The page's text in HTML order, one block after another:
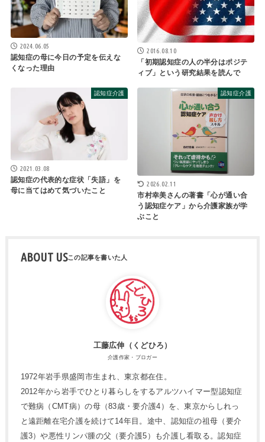
2024.06.05
認知症の母に今日の予定を伝えな
くなった理由
2016.08.10
「初期認知症の人の半分はポジテ
ィブ」という研究結果を読んで
認知症介護
2021.03.08
認知症の代表的な症状「失語」を
母に当てはめて気づいたこと
認知症介護
2026.02.11
市村幸美さんの著書「心が通い合
う認知症ケア」から介護家族が学
ぶこと
ABOUT US
工藤広伸（くどひろ）
介護作家・ブロガー
1972年岩手県盛岡市生まれ、東京都在住。
2012年から岩手でひとり暮らしをするアルツハイマー型認知症
で難病（CMT病）の母（83歳・要介護4）を、東京からしれっ
と遠距離在宅介護を続けて14年目。途中、認知症の祖母（要介
護3）や悪性リンパ腫の父（要介護5）も介護し看取る。認知症